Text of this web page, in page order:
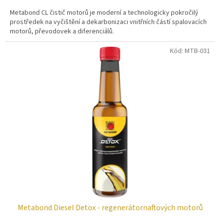
Metabond CL čistič motorů je moderní a technologicky pokročilý
prostředek na vyčištění a dekarbonizaci vnitřních částí spalovacích
motorů, převodovek a diferenciálů.
Metabond Diesel Detox - regenerátornaftových motorů
Kód: MTB-031